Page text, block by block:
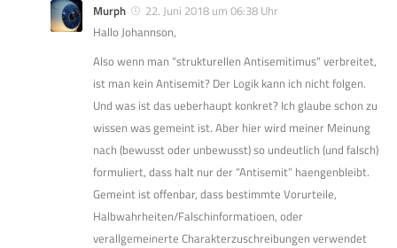
Murph
22. Juni 2018 um 06:38 Uhr
Hallo Johannson,
Also wenn man “strukturellen Antisemitimus” verbreitet,
ist man kein Antisemit? Der Logik kann ich nicht folgen.
Und was ist das ueberhaupt konkret? Ich glaube schon zu
wissen was gemeint ist. Aber hier wird meiner Meinung
nach (bewusst oder unbewusst) so undeutlich (und falsch)
formuliert, dass halt nur der “Antisemit” haengenbleibt.
Gemeint ist offenbar, dass bestimmte Vorurteile,
Halbwahrheiten/Falschinformatioen, oder
verallgemeinerte Charakterzuschreibungen verwendet